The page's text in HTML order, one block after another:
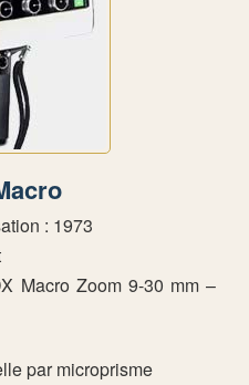
: 1973
Macro Zoom 9-30 mm –
par microprisme